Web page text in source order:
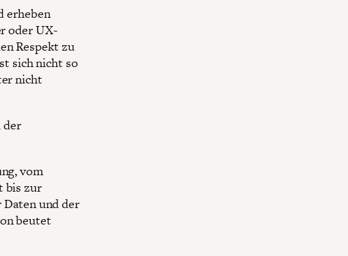
erheben
oder UX-
Respekt zu
sich nicht so
nicht
der
vom
bis zur
und der
beutet